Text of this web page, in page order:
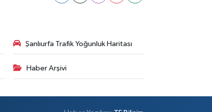
Şanlıurfa Trafik Yoğunluk Haritası
Haber Arşivi